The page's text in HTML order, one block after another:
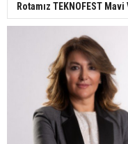
Rotamız TEKNOFEST Mavi